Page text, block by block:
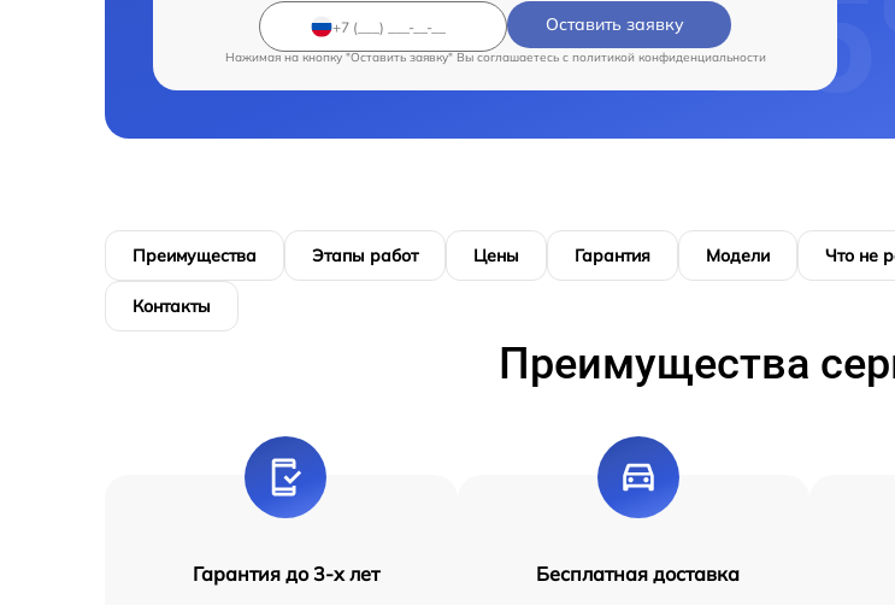
Оставить заявку
Нажимая на кнопку "Оставить заявку" Вы соглашаетесь c политикой конфиденциальности
Преимущества Этапы работ Цены Гарантия Модели Что не
Контакты
Преимущества
Гарантия до 3-х лет Бесплатная доставка